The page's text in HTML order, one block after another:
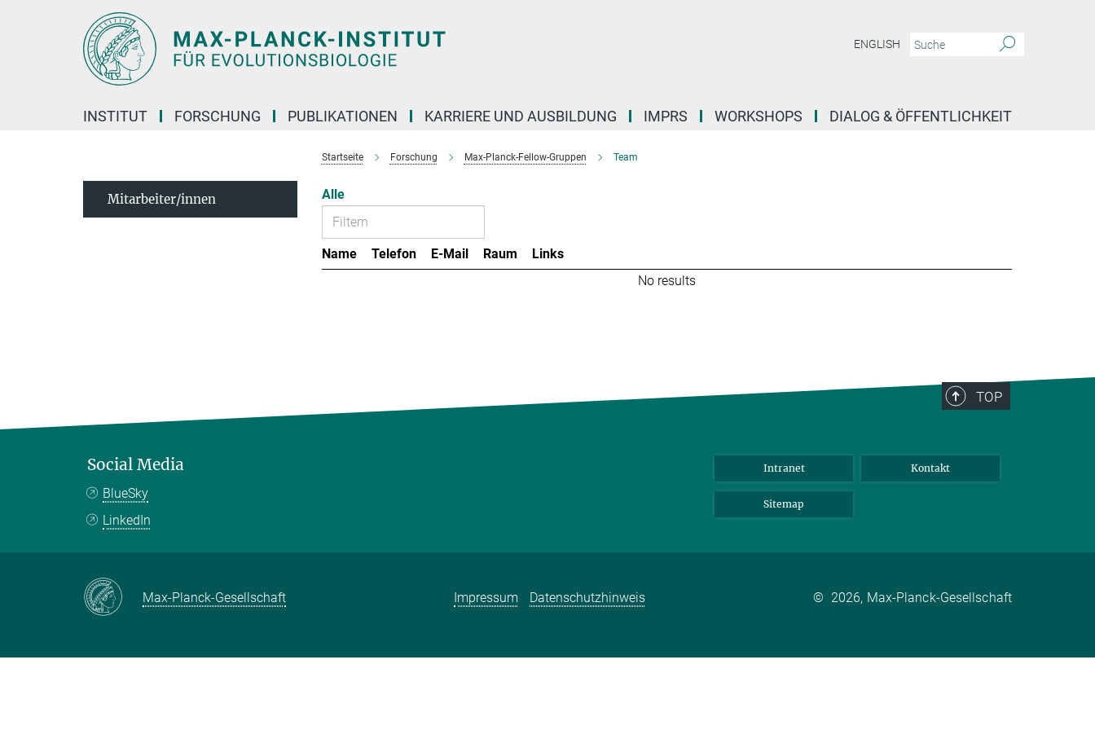
ENGLISH
INSTITUT FORSCHUNG PUBLIKATIONEN KARRIERE UND AUSBILDUNG IMPRS WORKSHOPS DIALOG & ÖFFENTLICHKEIT
Startseite Forschung Max-Planck-Fellow-Gruppen Team
Alle
Name Telefon E-Mail Raum
Links
No results
Mitarbeiter/innen
TOP
Social Media
BlueSky
LinkedIn
Intranet Kontakt
Sitemap
Max-Planck-Gesellschaft Impressum Datenschutzhinweis © 2026, Max-Planck-Gesellschaft